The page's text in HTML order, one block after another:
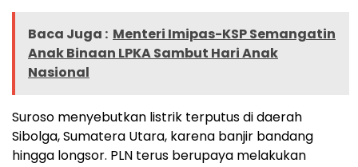
Baca Juga : Menteri Imipas-KSP Semangatin
Anak Binaan LPKA Sambut Hari Anak
Nasional
Suroso menyebutkan listrik terputus di daerah
Sibolga, Sumatera Utara, karena banjir bandang
hingga longsor. PLN terus berupaya melakukan